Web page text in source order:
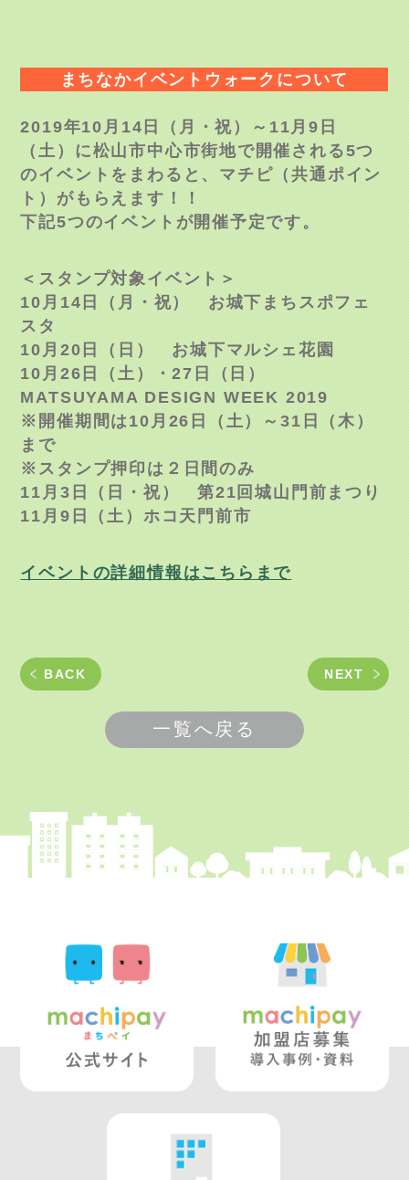
まちなかイベントウォークについて
2019年10月14日（月・祝）～11月9日
（土）に松山市中心市街地で開催される5つ
のイベントをまわると、マチピ（共通ポイン
ト）がもらえます！！
下記5つのイベントが開催予定です。
＜スタンプ対象イベント＞
10月14日（月・祝） お城下まちスポフェ
スタ
10月20日（日） お城下マルシェ花園
10月26日（土）・27日（日）
MATSUYAMA DESIGN WEEK 2019
※開催期間は10月26日（土）～31日（木）
まで
※スタンプ押印は２日間のみ
11月3日（日・祝） 第21回城山門前まつり
11月9日（土）ホコ天門前市
イベントの詳細情報はこちらまで
BACK NEXT
一覧へ戻る